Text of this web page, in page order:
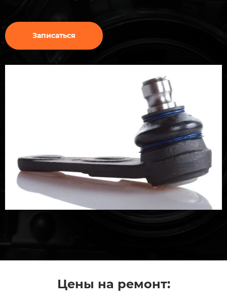
Записаться
Цены на ремонт: